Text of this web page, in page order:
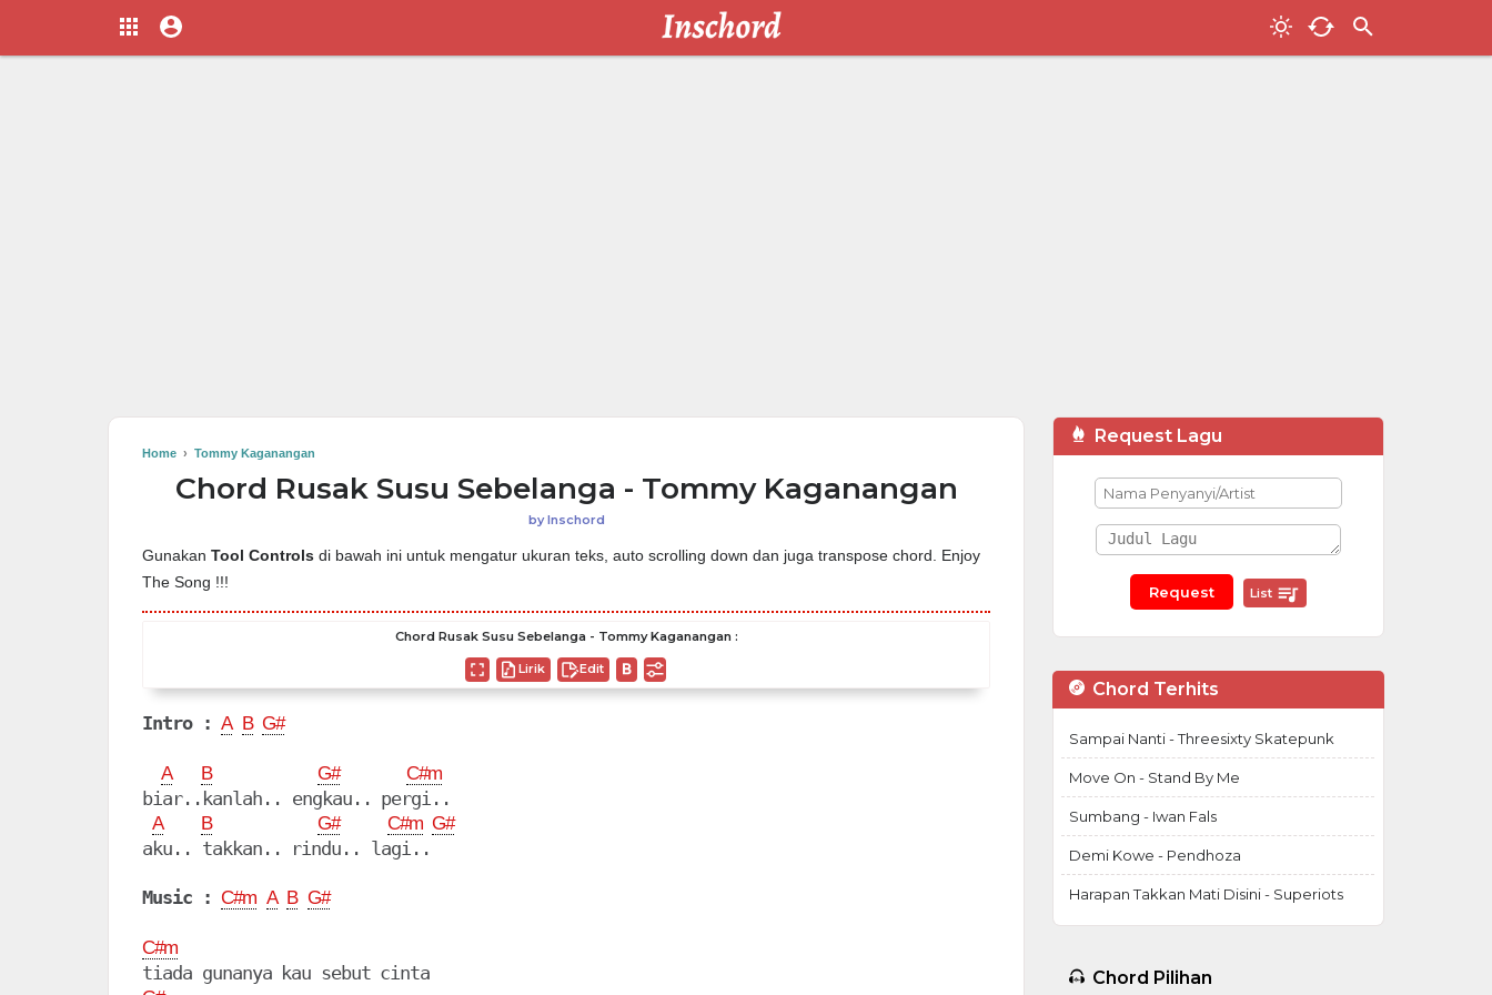
Home › Tommy Kaganangan
Chord Rusak Susu Sebelanga - Tommy Kaganangan
byInschord
Gunakan Tool Controls di bawah ini untuk mengatur ukuran teks, auto scrolling down dan juga transpose chord. Enjoy
The Song !!!
Chord Rusak Susu Sebelanga - Tommy Kaganangan :
Lirik Edit
Intro : A B G#
A B G# C#m
biar..kanlah.. engkau.. pergi..
A B G# C#m G#
Music : C#m A B G#
C#m
Request Lagu
List
Chord Terhits
Sampai Nanti - Threesixty Skatepunk
Move On - Stand By Me
Sumbang - Iwan Fals
Demi Kowe - Pendhoza
Harapan Takkan Mati Disini - Superiots
Chord Pilihan